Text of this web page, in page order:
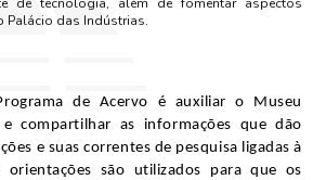
Palácio das Indústrias.
de Acervo é auxiliar o Museu
compartilhar as informações que dão
e suas correntes de pesquisa ligadas à
orientações são utilizados para que os